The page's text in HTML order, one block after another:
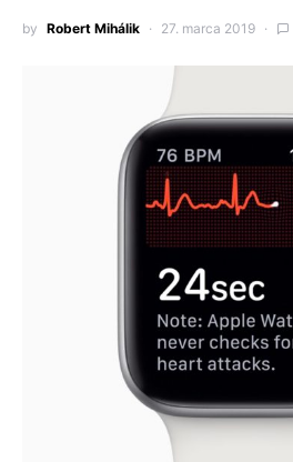
by Robert Mihálik 27. marca 2019